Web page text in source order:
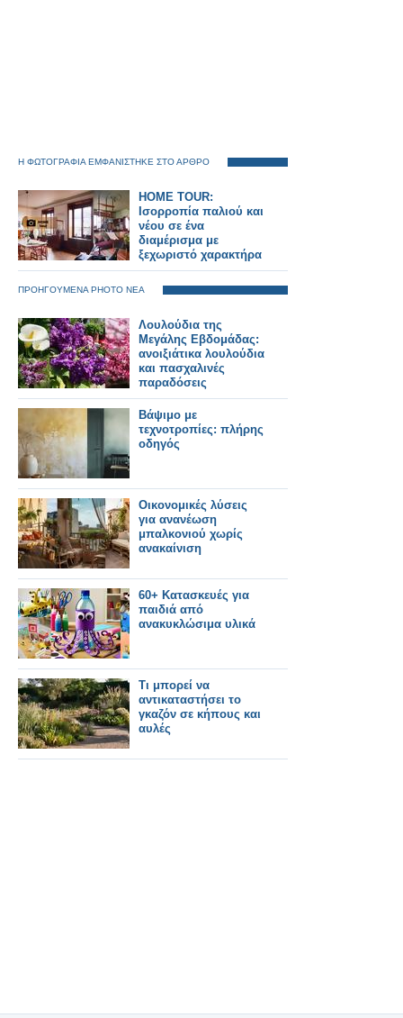
Η ΦΩΤΟΓΡΑΦΙΑ ΕΜΦΑΝΙΣΤΗΚΕ ΣΤΟ ΑΡΘΡΟ
HOME TOUR:
Ισορροπία παλιού και
νέου σε ένα
διαμέρισμα με
ξεχωριστό χαρακτήρα
ΠΡΟΗΓΟΥΜΕΝΑ PHOTO ΝΕΑ
Λουλούδια της
Μεγάλης Εβδομάδας:
ανοιξιάτικα λουλούδια
και πασχαλινές
παραδόσεις
Βάψιμο με
τεχνοτροπίες: πλήρης
οδηγός
Οικονομικές λύσεις
για ανανέωση
μπαλκονιού χωρίς
ανακαίνιση
60+ Κατασκευές για
παιδιά από
ανακυκλώσιμα υλικά
Τι μπορεί να
αντικαταστήσει το
γκαζόν σε κήπους και
αυλές